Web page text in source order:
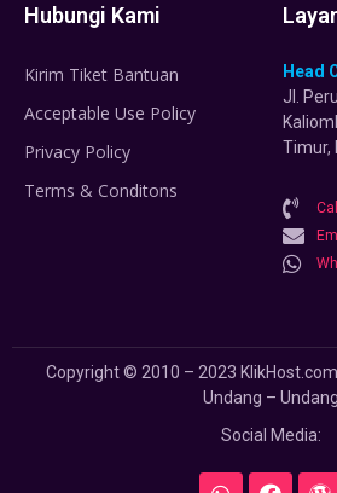
Hubungi Kami
Kirim Tiket Bantuan
Acceptable Use Policy
Privacy Policy
Terms & Conditons
Head
Jl.
Timur,
Copyright © 2010 – 2023
Undang – Undang
Social Media: